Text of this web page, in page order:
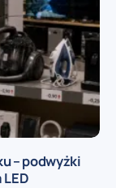
– podwyżki